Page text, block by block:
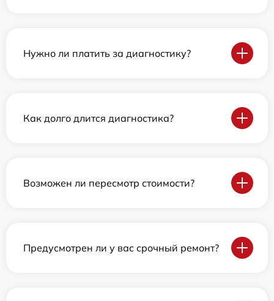
Нужно ли платить за диагностику?
Как долго длится диагностика?
Возможен ли пересмотр стоимости?
Предусмотрен ли у вас срочный ремонт?